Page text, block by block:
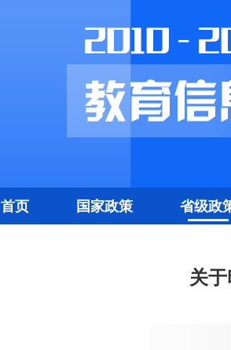
首页 国家政策 省级政
关